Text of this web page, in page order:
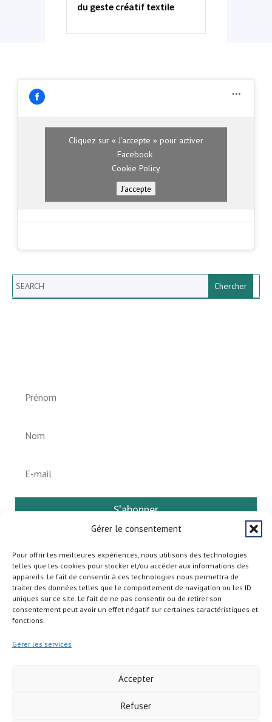
Gérer le consentement
Pour offrir les meilleures expériences, nous utilisons des technologies
telles que les cookies pour stocker et/ou accéder aux informations des
appareils. Le fait de consentir à ces technologies nous permettra de
traiter des données telles que le comportement de navigation ou les ID
uniques sur ce site. Le fait de ne pas consentir ou de retirer son
consentement peut avoir un effet négatif sur certaines caractéristiques et
fonctions.
Gérer les services
Accepter
Refuser
du geste créatif textile
Cliquez sur « J’accepte » pour activer
Facebook
Cookie Policy
J’accepte
Search
S'abonner
Copyright © 2026